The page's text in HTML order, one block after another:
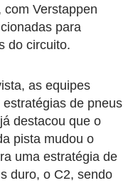
com Verstappen
para
do circuito.
as equipes
de pneus
destacou que o
pista mudou o
uma estratégia de
duro, o C2, sendo